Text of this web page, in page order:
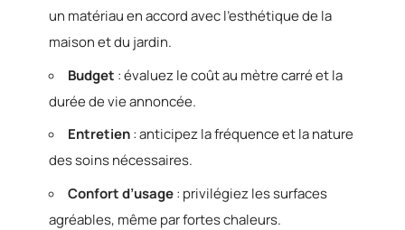
un matériau en accord avec l’esthétique de la
maison et du jardin.
Budget : évaluez le coût au mètre carré et la
durée de vie annoncée.
Entretien: anticipez la fréquence et la nature
des soins nécessaires.
Confort d’usage: privilégiez les surfaces
agréables, même par fortes chaleurs.